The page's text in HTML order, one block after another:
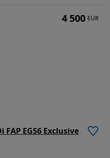
FAP EGS6 Exclusive
4 500 EUR